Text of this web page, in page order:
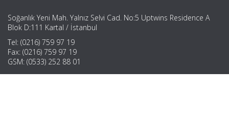
Soğanlık Yeni Mah. Yalnız Selvi Cad. No:5 Uptwins Residence A
Blok D:111 Kartal / İstanbul
Tel: (0216) 759 97 19
Fax: (0216) 759 97 19
GSM: (0533) 252 88 01